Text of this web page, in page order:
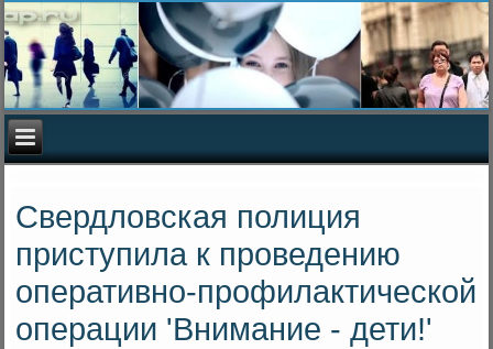
Свердловская полиция
приступила к проведению
оперативно-профилактической
операции 'Внимание - дети!'